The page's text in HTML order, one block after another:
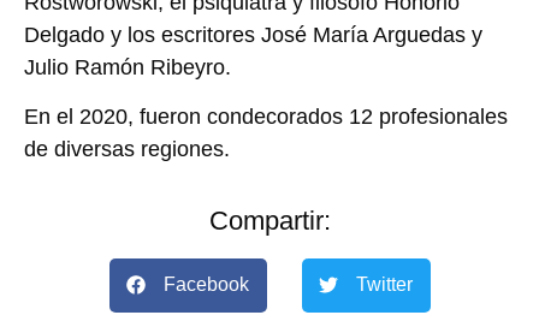
Delgado y los escritores José María Arguedas y
Julio Ramón Ribeyro.
En el 2020, fueron condecorados 12 profesionales
de diversas regiones.
Compartir:
Facebook Twitter